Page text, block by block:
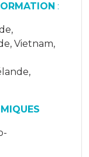
:
Vietnam,